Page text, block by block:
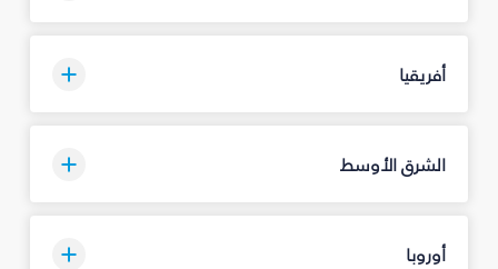
أفريقيا
الشرق الأوسط
أوروبا